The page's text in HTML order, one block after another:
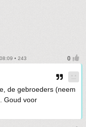
• 243
de gebroeders (neem
Goud voor